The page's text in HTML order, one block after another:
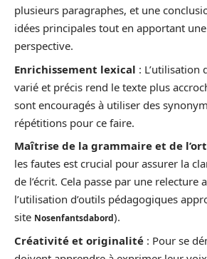
plusieurs paragraphes, et une
idées principales tout en apportant
perspective.
Enrichissement lexical : L’utilisation
varié et précis rend le texte plus
sont encouragés à utiliser des
répétitions pour ce faire.
Maîtrise de la grammaire et de
les fautes est crucial pour assurer la
de l’écrit. Cela passe par une relecture
l’utilisation d’outils pédagogiques
site Nosenfantsdabord).
Créativité et originalité : Pour se